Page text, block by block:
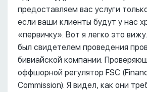
предоставляем вас услуги
если ваши клиенты будут у нас
«первичку». Вот я легко это
был свидетелем проведения
бивиайской компании.
оффшорной регулятор FSC
Commission). Я видел, как они